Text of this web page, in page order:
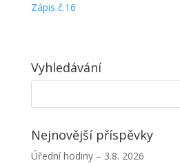
Zápis č.16
Vyhledávání
Nejnovější příspěvky
Úřední hodiny – 3.8. 2026